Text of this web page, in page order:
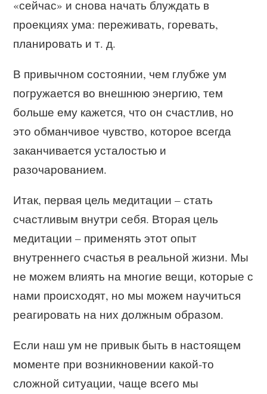
«сейчас» и снова начать блуждать в
проекциях ума: переживать, горевать,
планировать и т. д.
В привычном состоянии, чем глубже ум
погружается во внешнюю энергию, тем
больше ему кажется, что он счастлив, но
это обманчивое чувство, которое всегда
заканчивается усталостью и
разочарованием.
Итак, первая цель медитации – стать
счастливым внутри себя. Вторая цель
медитации – применять этот опыт
внутреннего счастья в реальной жизни. Мы
не можем влиять на многие вещи, которые с
нами происходят, но мы можем научиться
реагировать на них должным образом.
Если наш ум не привык быть в настоящем
моменте при возникновении какой-то
сложной ситуации, чаще всего мы